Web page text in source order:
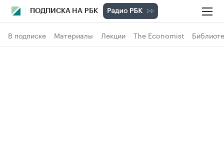
ПОДПИСКА НА РБК
В подписке Материалы Лекции The Economist